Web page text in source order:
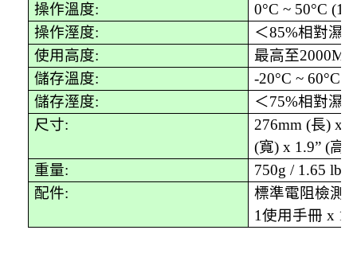
操作溫度:
0°C ~ 50°C
操作溼度: ＜85%相對濕
使用高度: 最高至2000M
儲存溫度:
-20°C ~ 60°C
儲存溼度: ＜75%相對濕
尺寸: 276mm (長) x
(寬) x 1.9” (高
重量:
750g / 1.65 lbs
配件:
標準電阻檢測
1使用手冊 x 1